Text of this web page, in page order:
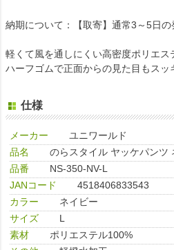
納期について：【取寄】通常3～5日
軽くて風を通しにくい高密度ポリエス
ハーフゴムで正面からの見た目もスッ
仕様
メーカー
ユニワールド
品名
のらスタイル ヤッケパンツ
品番
NS-350-NV-L
JANコード
4518406833543
カラー
ネイビー
サイズ
L
素材
ポリエステル100%